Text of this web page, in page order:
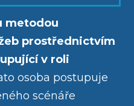
metodou
prostřednictvím
v roli
osoba postupuje
scénáře